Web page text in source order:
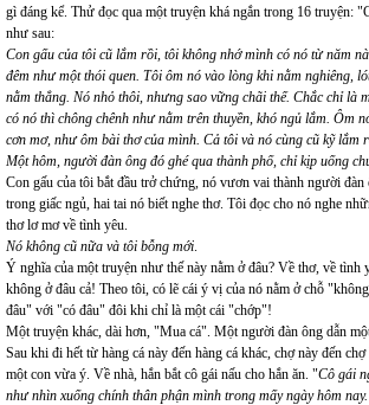
gì đáng kể. Thử đọc qua một truyện khá ngắn trong 16 truyện:
như sau:
Con gấu của tôi cũ lắm rồi, tôi không nhớ mình có nó từ năm
đêm như một thói quen. Tôi ôm nó vào lòng khi nằm nghiêng,
nằm thẳng. Nó nhỏ thôi, nhưng sao vững chãi thế. Chắc chỉ là
có nó thì chông chênh như nằm trên thuyền, khó ngủ lắm. Ôm
cơn mơ, như ôm bài thơ của mình. Cả tôi và nó cùng cũ kỹ lắm
Một hôm, người đàn ông đó ghé qua thành phố, chỉ kịp uống
Con gấu của tôi bắt đầu trở chứng, nó vươn vai thành người
trong giấc ngủ, hai tai nó biết nghe thơ. Tôi đọc cho nó nghe
thơ lơ mơ về tình yêu.
Nó không cũ nữa và tôi bỗng mới.
Ý nghĩa của một truyện như thế này nằm ở đâu? Về thơ, về tình
không ở đâu cả! Theo tôi, có lẽ cái ý vị của nó nằm ở chỗ
đâu" với "có đâu" đôi khi chỉ là một cái "chớp"!
Một truyện khác, dài hơn, "Mua cá". Một người đàn ông dẫn
Sau khi đi hết từ hàng cá này đến hàng cá khác, chợ này đến
một con vừa ý. Về nhà, hắn bắt cô gái nấu cho hắn ăn. "Cô gái
như nhìn xuống chính thân phận mình trong mấy ngày hôm